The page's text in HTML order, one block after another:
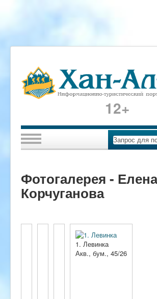
12+
Фотогалерея - Елена
Корчуганова
1. Левинка
Акв., бум., 45/26